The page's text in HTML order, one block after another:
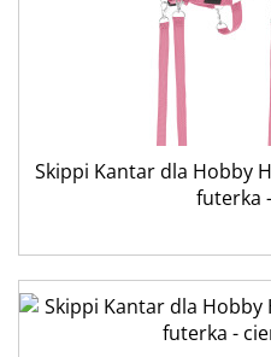
Skippi Kantar dla Hobby
futerka